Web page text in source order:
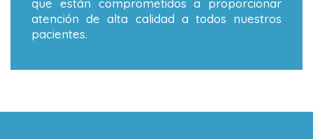
atención de alta calidad a todos nuestros
pacientes.